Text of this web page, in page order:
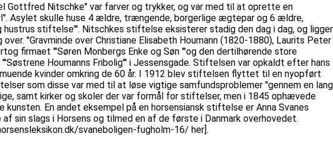
Gottfred Nitschke'' var farver og trykker, og var med til at oprette en
Asylet skulle huse 4 ældre, trængende, borgerlige ægtepar og 6 ældre,
stiftelse'''. Nitschkes stiftelse eksisterer stadig den dag i dag, og ligger
''Gravminde over Christiane Elisabeth Houmann (1820-1880), Laurits Peter
firmaet '''Søren Monbergs Enke og Søn '''og den dertilhørende store
Houmanns Fribolig''' i Jessensgade. Stiftelsen var opkaldt efter hans
kvinder omkring de 60 år. I 1912 blev stiftelsen flyttet til en nyopført
som disse var med til at løse vigtige samfundsproblemer ''gennem en lang
samt kirker og skoler der var formål for stiftelser, men i 1845 ophævede
En andet eksempel på en horsensiansk stiftelse er Anna Svanes
sin slags i Horsens og tilmed en af de første i Danmark overhovedet.
svaneboligen-fugholm-16/ her].